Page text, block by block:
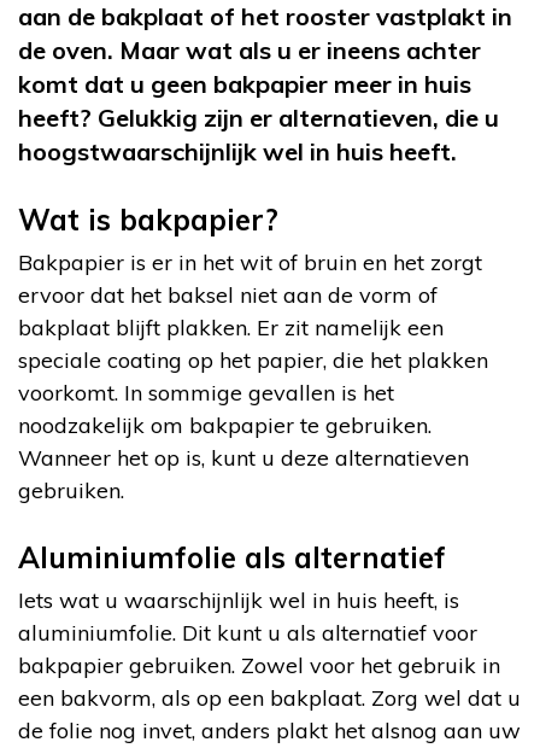
aan de bakplaat of het rooster vastplakt in
de oven. Maar wat als u er ineens achter
komt dat u geen bakpapier meer in huis
heeft? Gelukkig zijn er alternatieven, die u
hoogstwaarschijnlijk wel in huis heeft.
Wat is bakpapier?
Bakpapier is er in het wit of bruin en het zorgt
ervoor dat het baksel niet aan de vorm of
bakplaat blijft plakken. Er zit namelijk een
speciale coating op het papier, die het plakken
voorkomt. In sommige gevallen is het
noodzakelijk om bakpapier te gebruiken.
Wanneer het op is, kunt u deze alternatieven
gebruiken.
Aluminiumfolie als alternatief
Iets wat u waarschijnlijk wel in huis heeft, is
aluminiumfolie. Dit kunt u als alternatief voor
bakpapier gebruiken. Zowel voor het gebruik in
een bakvorm, als op een bakplaat. Zorg wel dat u
de folie nog invet, anders plakt het alsnog aan uw